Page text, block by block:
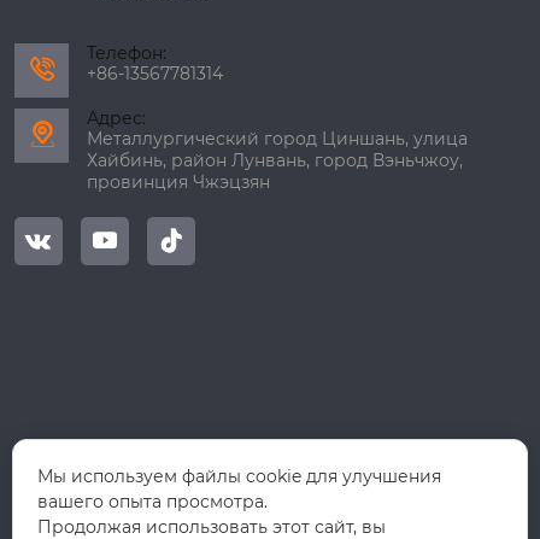

Телефон:
+86-13567781314

Адрес:
Металлургический город Циншань, улица
Хайбинь, район Лунвань, город Вэньчжоу,
провинция Чжэцзян
  
Мы используем файлы cookie для улучшения
вашего опыта просмотра.
Продолжая использовать этот сайт, вы